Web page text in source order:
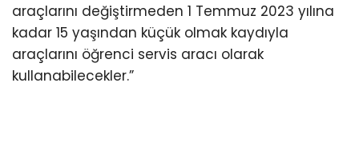
araçlarını değiştirmeden 1 Temmuz 2023 yılına
kadar 15 yaşından küçük olmak kaydıyla
araçlarını öğrenci servis aracı olarak
kullanabilecekler.”